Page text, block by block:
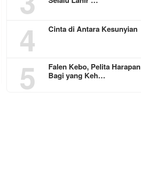
4 Cinta di Antara Kesunyian
5
Falen Kebo, Pelita Harapan
Bagi yang Keh…